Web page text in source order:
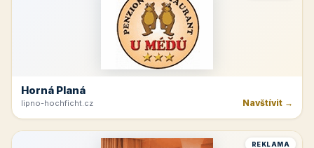
Horná Planá
lipno-hochficht.cz Navštívit →
REKLAMA